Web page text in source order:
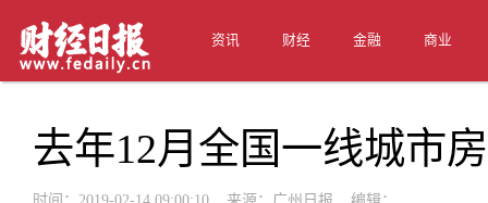
资讯 财经 金融 商业
去年12月全国一线城市